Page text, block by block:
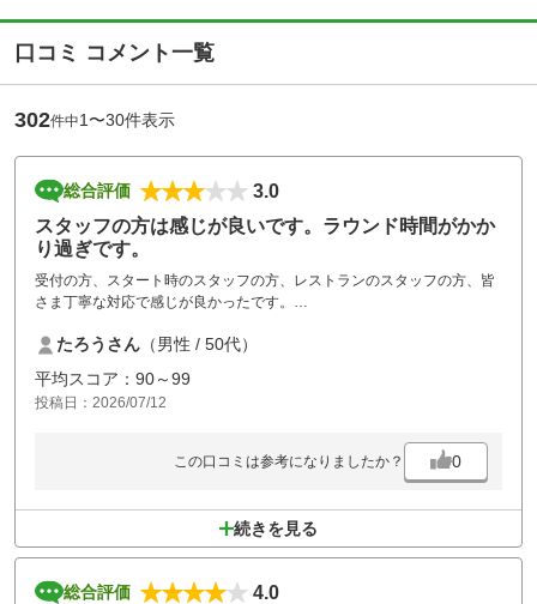
口コミ コメント一覧
302件中1〜30件表示
総合評価
3.0
スタッフの方は感じが良いです。ラウンド時間がかか
り過ぎです。
受付の方、スタート時のスタッフの方、レストランのスタッフの方、皆
さま丁寧な対応で感じが良かったです。
ました。
ただ、朝のスタートが予定時間の20分遅れでスタート、午前中は2時間4
5分、午後からは3時間をかけてラウンドしました。
お客さんを詰め込んでいるのか、時間がかかり過ぎで、疲れました。
たろうさん （男性 / 50代）
平均スコア：90～99
投稿日：2026/07/12
この口コミは参考になりましたか？ 0
続きを見る
総合評価
4.0